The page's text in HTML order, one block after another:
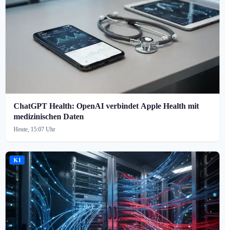
ChatGPT Health: OpenAI verbindet Apple Health mit
medizinischen Daten
Heute, 15:07 Uhr
KI